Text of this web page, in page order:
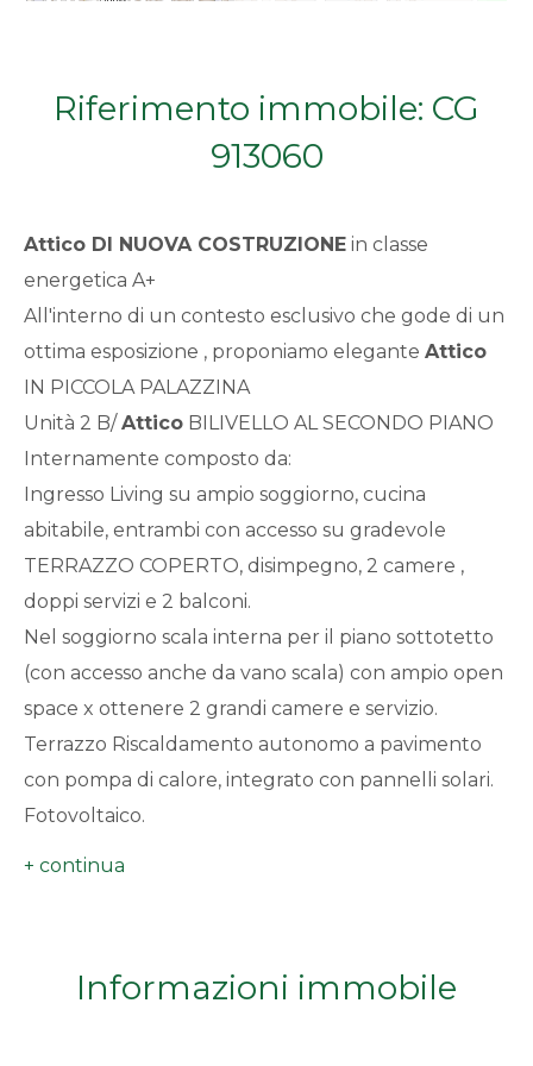
Riferimento immobile: CG
913060
Attico DI NUOVA COSTRUZIONE in classe
energetica A+
All'interno di un contesto esclusivo che gode di un
ottima esposizione , proponiamo eleganteAttico
IN PICCOLA PALAZZINA
Unità 2 B/Attico BILIVELLO AL SECONDO PIANO
Internamente composto da:
Ingresso Living su ampio soggiorno, cucina
abitabile, entrambi con accesso su gradevole
TERRAZZO COPERTO, disimpegno, 2 camere ,
doppi servizi e 2 balconi.
Nel soggiorno scala interna per il piano sottotetto
(con accesso anche da vano scala) con ampio open
space x ottenere 2 grandi camere e servizio.
Terrazzo Riscaldamento autonomo a pavimento
con pompa di calore, integrato con pannelli solari.
Fotovoltaico.
Predisposizione aria condizionata e antifurto
L'edificio rispetta i migliori concetti costruttivi ed
Informazioni immobile
1
3
4
5
Bagni
minimi
Qualsiasi